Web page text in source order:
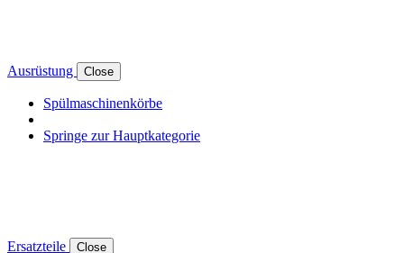
Ausrüstung Close
Spülmaschinenkörbe
Springe zur Hauptkategorie
Ersatzteile Close